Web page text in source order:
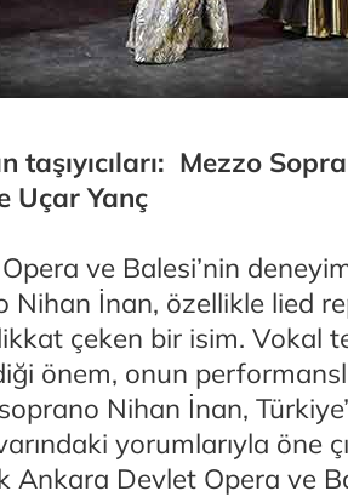
taşıyıcıları: Mezzo
Uçar Yanç
ve Balesi’nin
Nihan İnan, özellikle lied
çeken bir isim. Vokal
önem, onun
Nihan İnan,
yorumlarıyla öne
Ankara Devlet Opera ve